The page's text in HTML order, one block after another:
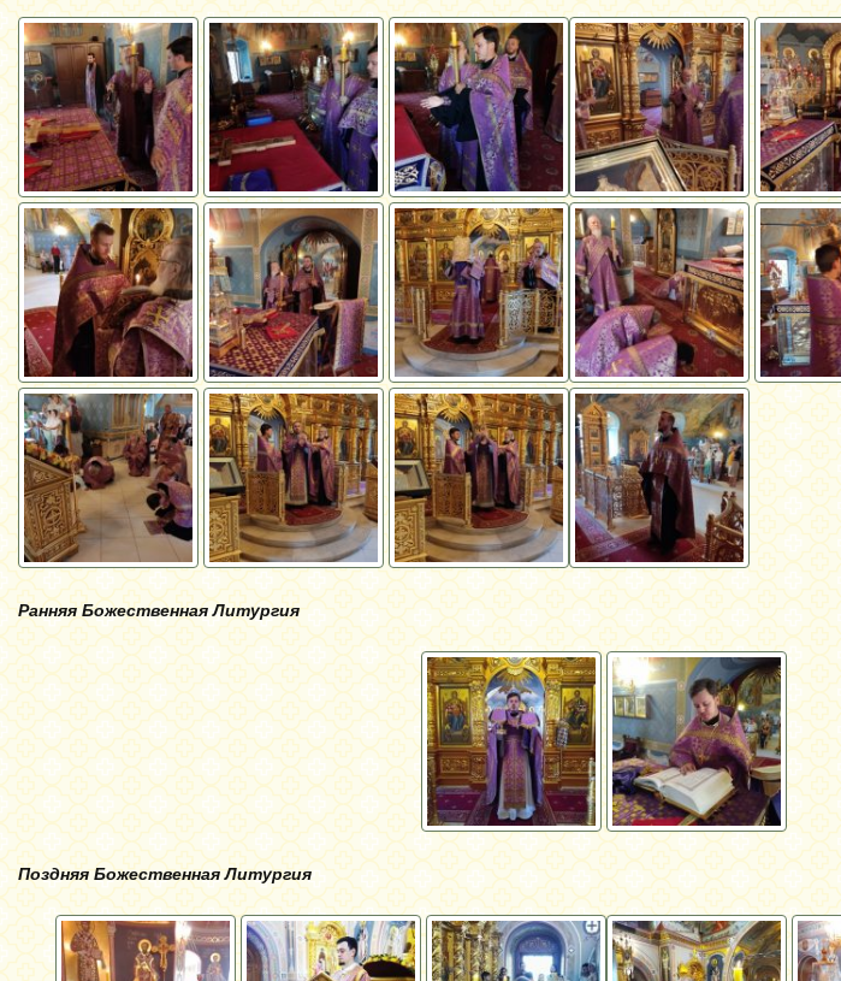
Ранняя Божественная Литургия
Поздняя Божественная Литургия